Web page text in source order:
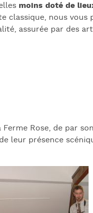
moins doté de
classique, nous
assurée par des
Ferme Rose, de par
leur présence